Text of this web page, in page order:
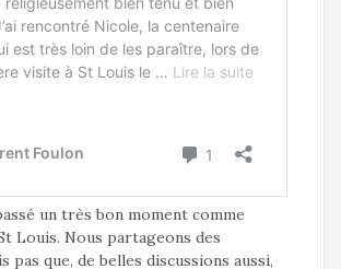
un très bon moment comme
Louis. Nous partageons des
pas que, de belles discussions aussi,